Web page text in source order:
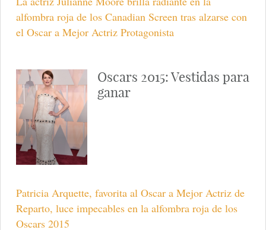
alfombra roja de los Canadian Screen tras alzarse con
el Oscar a Mejor Actriz Protagonista
Oscars 2015: Vestidas para
ganar
Patricia Arquette, favorita al Oscar a Mejor Actriz de
Reparto, luce impecables en la alfombra roja de los
Oscars 2015